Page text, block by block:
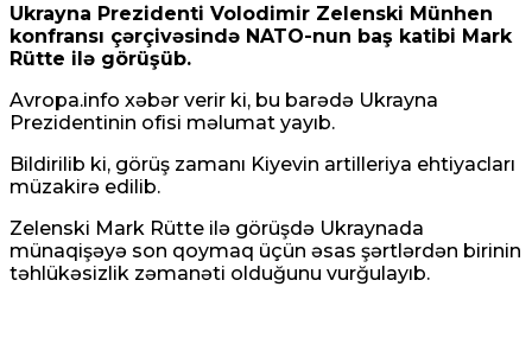
Ukrayna Prezidenti Volodimir Zelenski Münhen
konfransı çərçivəsində NATO-nun baş katibi Mark
Rütte ilə görüşüb.
Avropa.info xəbər verir ki, bu barədə Ukrayna
Prezidentinin ofisi məlumat yayıb.
Bildirilib ki, görüş zamanı Kiyevin artilleriya ehtiyacları
müzakirə edilib.
Zelenski Mark Rütte ilə görüşdə Ukraynada
münaqişəyə son qoymaq üçün əsas şərtlərdən birinin
təhlükəsizlik zəmanəti olduğunu vurğulayıb.
Səudiyyə Ərəbistanının görməli yerləri
Türkiyə, Səudiyyə Ərəbistanı və Pakistan
bayraqları ilə işıqlandırılıb
08 Avqust 2026 / 10:33